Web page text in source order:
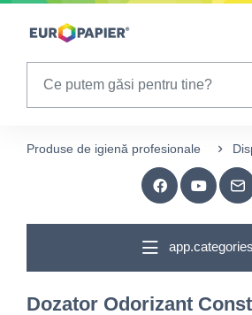
Table Of Content
Produse de igienă profesionale
app.categories
Dozator Odorizant